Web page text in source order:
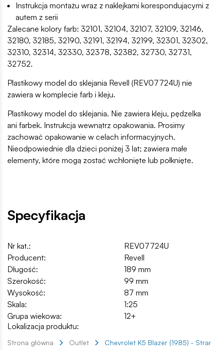
Instrukcja montażu wraz z naklejkami korespondującymi z
autem z serii
Zalecane kolory farb: 32101, 32104, 32107, 32109, 32146,
32180, 32185, 32190, 32191, 32194, 32199, 32301, 32302,
32310, 32314, 32330, 32378, 32382, 32730, 32731,
32752.
Plastikowy model do sklejania Revell (REV07724U) nie
zawiera w komplecie farb i kleju.
Plastikowy model do sklejania. Nie zawiera kleju, pędzelka
ani farbek. Instrukcja wewnątrz opakowania. Prosimy
zachować opakowanie w celach informacyjnych.
Nieodpowiednie dla dzieci poniżej 3 lat; zawiera małe
elementy, które mogą zostać wchłonięte lub połknięte.
Specyfikacja
Nr kat.:
REV07724U
Producent:
Revell
Długość:
189 mm
Szerokość:
99 mm
Wysokość:
87 mm
Skala:
1:25
Grupa wiekowa:
12+
Lokalizacja produktu:
Strona główna Outlet Chevrolet K5 Blazer (1985) -